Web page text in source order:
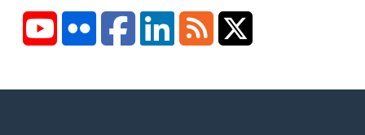
YouTubeFlickr FacebookLinkedInRSS